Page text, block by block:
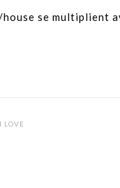
se multiplient
LOVE